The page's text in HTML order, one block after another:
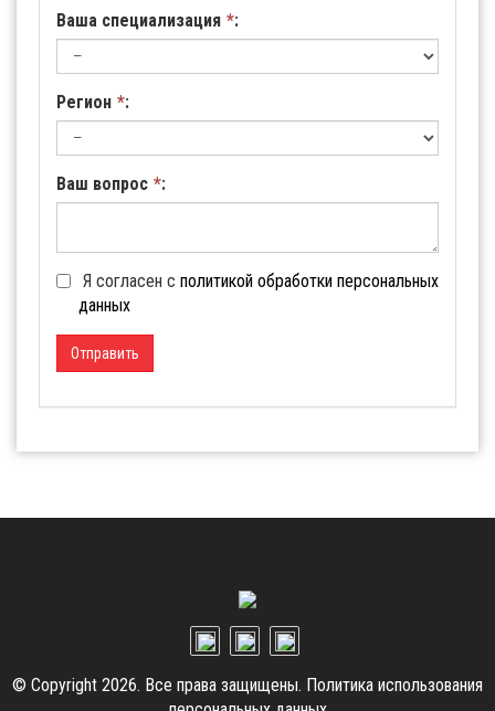
Ваша специализация *:
Регион *:
Ваш вопрос *:
Я согласен с политикой обработки персональных
данных
Отправить
© Copyright 2026. Все права защищены. Политика использования